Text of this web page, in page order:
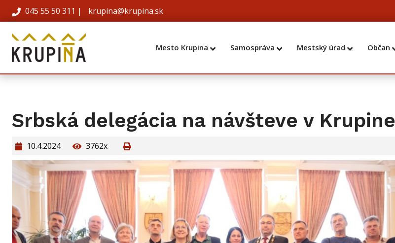
045 55 50 311 | krupina@krupina.sk
Mesto Krupina Samospráva Mestský úrad Občan
Srbská delegácia na návšteve v Krupine
10.4.2024 3762x